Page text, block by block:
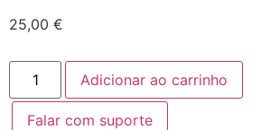
25,00 €
Adicionar ao carrinho
Falar com suporte